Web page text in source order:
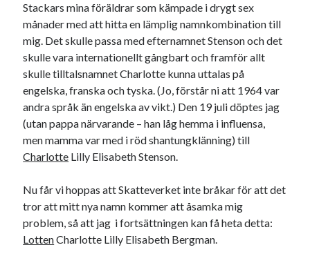
Den stora bloggläsarvärvsveckan
Godisbrödet från himlen
Köttfärslimpan på allas läppar
Länkskolan
Lotten som Sommarpratare (i fantasin alltså: grupp på FB)
Vad ska du laga för mat idag? (Recept!)
Meta
Flöde för inlägg
Flöde för kommentarer
WordPress.org
Stackars mina föräldrar som kämpade i drygt sex
månader med att hitta en lämplig namnkombination till
mig. Det skulle passa med efternamnet Stenson och det
skulle vara internationellt gångbart och framför allt
skulle tilltalsnamnet Charlotte kunna uttalas på
engelska, franska och tyska. (Jo, förstår ni att 1964 var
andra språk än engelska av vikt.) Den 19 juli döptes jag
(utan pappa närvarande – han låg hemma i influensa,
men mamma var med i röd shantungklänning) till
Charlotte Lilly Elisabeth Stenson.
Nu får vi hoppas att Skatteverket inte bråkar för att det
tror att mitt nya namn kommer att åsamka mig
problem, så att jag i fortsättningen kan få heta detta:
LottenCharlotte Lilly Elisabeth Bergman.